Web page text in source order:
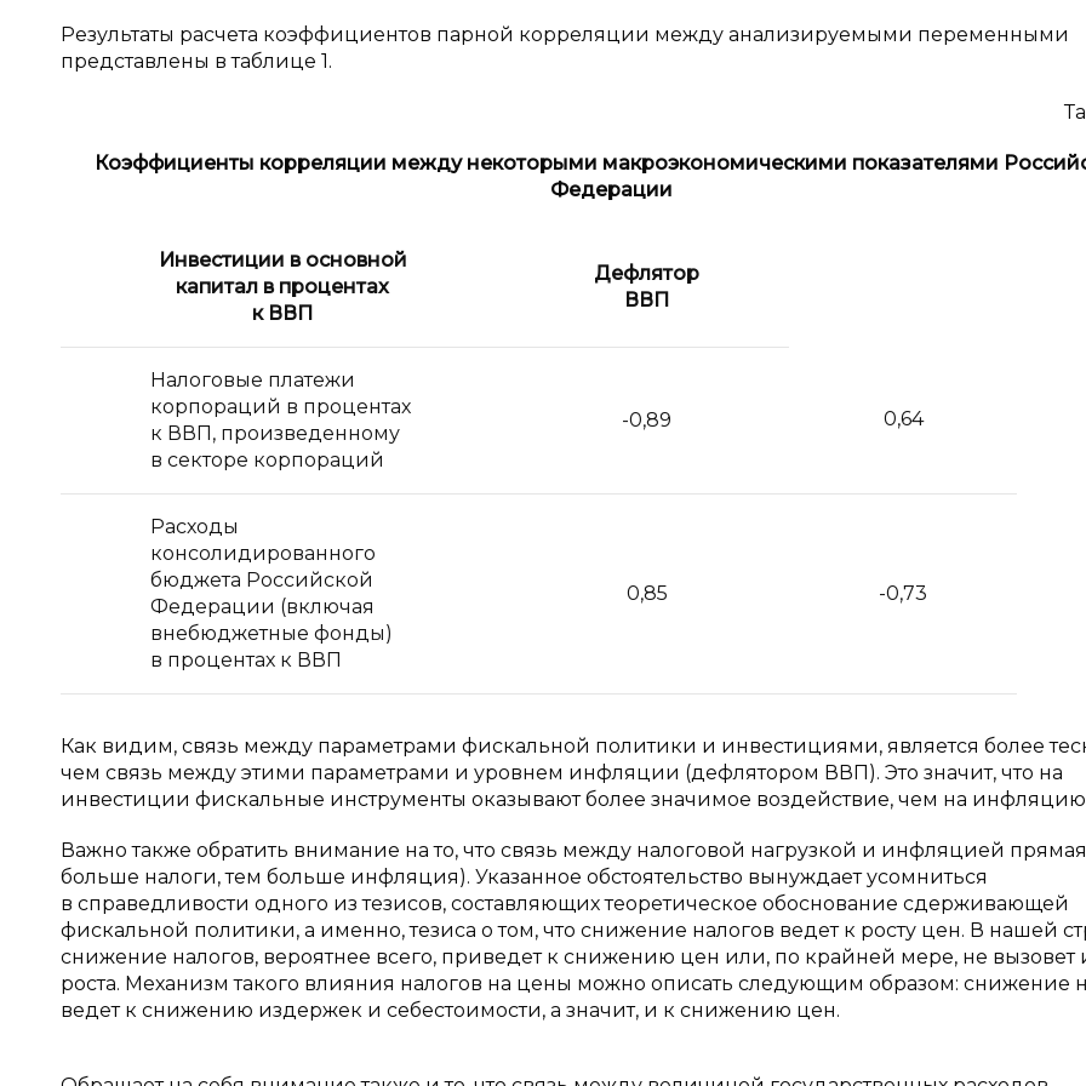
Результаты расчета коэффициентов парной корреляции между анализируемыми переменными
представлены в таблице 1.
Коэффициенты корреляции между некоторыми макроэкономическими показателями
Федерации
Инвестиции в основной
капитал в процентах
к ВВП
Дефлятор
ВВП
Налоговые платежи
корпораций в процентах
к ВВП, произведенному
в секторе корпораций
-0,89 0,64
Расходы
консолидированного
бюджета Российской
Федерации (включая
внебюджетные фонды)
в процентах к ВВП
0,85 -0,73
Как видим, связь между параметрами фискальной политики и инвестициями, является более
чем связь между этими параметрами и уровнем инфляции (дефлятором ВВП). Это значит, что на
инвестиции фискальные инструменты оказывают более значимое воздействие, чем на
Важно также обратить внимание на то, что связь между налоговой нагрузкой и инфляцией
больше налоги, тем больше инфляция). Указанное обстоятельство вынуждает усомниться
в справедливости одного из тезисов, составляющих теоретическое обоснование сдерживающей
фискальной политики, а именно, тезиса о том, что снижение налогов ведет к росту цен. В нашей
снижение налогов, вероятнее всего, приведет к снижению цен или, по крайней мере, не вызовет
роста. Механизм такого влияния налогов на цены можно описать следующим образом: снижение
ведет к снижению издержек и себестоимости, а значит, и к снижению цен.